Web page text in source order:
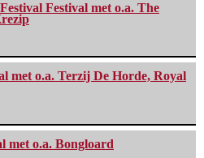
Festival met o.a. The
met o.a. Terzij De Horde, Royal
met o.a. Bongloard